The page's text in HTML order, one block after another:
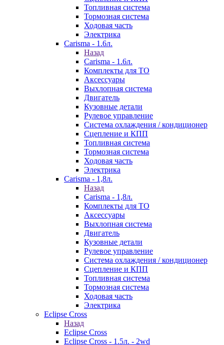
Топливная система
Тормозная система
Ходовая часть
Электрика
Carisma - 1.6л.
Назад
Carisma - 1.6л.
Комплекты для ТО
Аксессуары
Выхлопная система
Двигатель
Кузовные детали
Рулевое управление
Система охлаждения / кондиционер
Сцепление и КПП
Топливная система
Тормозная система
Ходовая часть
Электрика
Carisma - 1,8л.
Назад
Carisma - 1,8л.
Комплекты для ТО
Аксессуары
Выхлопная система
Двигатель
Кузовные детали
Рулевое управление
Система охлаждения / кондиционер
Сцепление и КПП
Топливная система
Тормозная система
Ходовая часть
Электрика
Eclipse Cross
Назад
Eclipse Cross
Eclipse Cross - 1.5л. - 2wd